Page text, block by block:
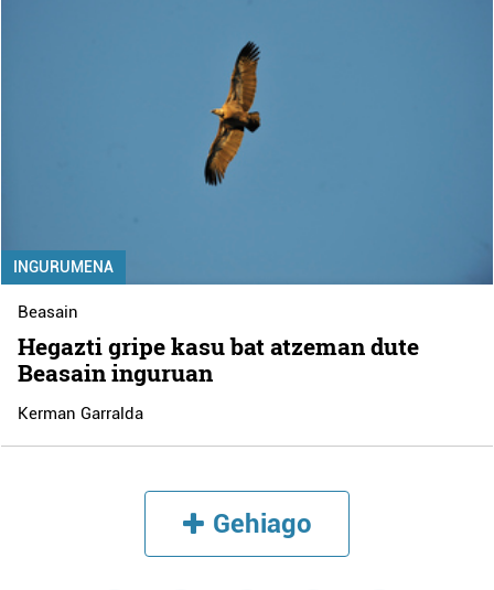
INGURUMENA
Beasain
Hegazti gripe kasu bat atzeman dute
Beasain inguruan
Kerman Garralda
Gehiago